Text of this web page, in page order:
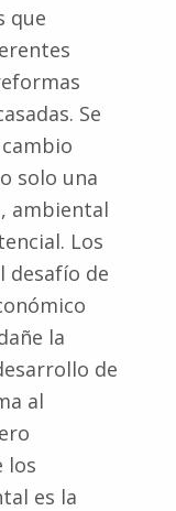
que
Se
solo una
ambiental
Los
desafío de
la
de
al
los
es la